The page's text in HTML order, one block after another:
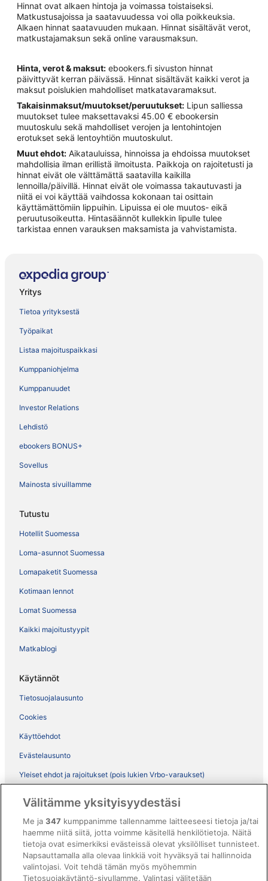
Hinnat ovat alkaen hintoja ja voimassa toistaiseksi.
Matkustusajoissa ja saatavuudessa voi olla poikkeuksia.
Alkaen hinnat saatavuuden mukaan. Hinnat sisältävät verot,
matkustajamaksun sekä online varausmaksun.
Hinta, verot & maksut: ebookers.fi sivuston hinnat
päivittyvät kerran päivässä. Hinnat sisältävät kaikki verot ja
maksut poislukien mahdolliset matkatavaramaksut.
Takaisinmaksut/muutokset/peruutukset: Lipun salliessa
muutokset tulee maksettavaksi 45.00 € ebookersin
muutoskulu sekä mahdolliset verojen ja lentohintojen
erotukset sekä lentoyhtiön muutoskulut.
Muut ehdot: Aikatauluissa, hinnoissa ja ehdoissa muutokset
mahdollisia ilman erillistä ilmoitusta. Paikkoja on rajoitetusti ja
hinnat eivät ole välttämättä saatavilla kaikilla
lennoilla/päivillä. Hinnat eivät ole voimassa takautuvasti ja
niitä ei voi käyttää vaihdossa kokonaan tai osittain
käyttämättömiin lippuihin. Lipuissa ei ole muutos- eikä
peruutusoikeutta. Hintasäännöt kullekkin lipulle tulee
tarkistaa ennen varauksen maksamista ja vahvistamista.
Yritys
Tietoa yrityksestä
Työpaikat
Listaa majoituspaikkasi
Kumppaniohjelma
Kumppanuudet
Investor Relations
Lehdistö
ebookers BONUS+
Sovellus
Mainosta sivuillamme
Tutustu
Hotellit Suomessa
Loma-asunnot Suomessa
Lomapaketit Suomessa
Kotimaan lennot
Lomat Suomessa
Kaikki majoitustyypit
Matkablogi
Käytännöt
Tietosuojalausunto
Cookies
Käyttöehdot
Evästelausunto
Yleiset ehdot ja rajoitukset (pois lukien Vrbo-varaukset)
ebookers BONUS+ -ohjelman ehdot
Oikeudelliset tiedot / ota meihin yhteyttä
Sisältövaatimukset ja ilmoituksen tekeminen sisällöstä
Välitämme yksityisyydestäsi
Me ja347 kumppanimme tallennamme laitteeseesi tietoja ja/tai
haemme niitä siitä, jotta voimme käsitellä henkilötietoja. Näitä
tietoja ovat esimerkiksi evästeissä olevat yksilölliset tunnisteet.
Napsauttamalla alla olevaa linkkiä voit hyväksyä tai hallinnoida
valintojasi. Voit tehdä tämän myös myöhemmin
Tietosuojakäytäntö-sivullamme. Valintasi välitetään